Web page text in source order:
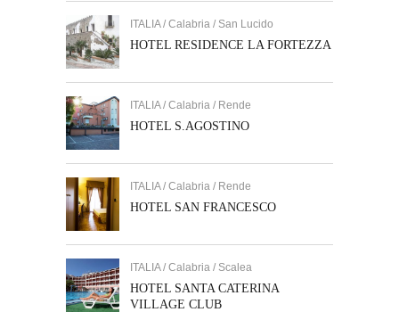
ITALIA / Calabria / San Lucido
HOTEL RESIDENCE LA FORTEZZA
ITALIA / Calabria / Rende
HOTEL S.AGOSTINO
ITALIA / Calabria / Rende
HOTEL SAN FRANCESCO
ITALIA / Calabria / Scalea
HOTEL SANTA CATERINA
VILLAGE CLUB